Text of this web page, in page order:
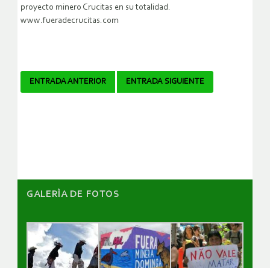
proyecto minero Crucitas en su totalidad.
www.fueradecrucitas.com
Navegador
ENTRADA ANTERIOR ENTRADA SIGUIENTE
GALERÌA DE FOTOS